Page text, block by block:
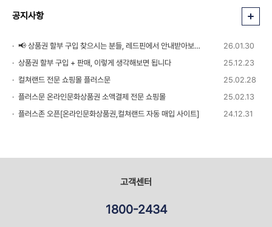
공지사항
📢 상품권 할부 구입 찾으시는 분들, 레드핀에서 안내받아보세요!
26.01.30
상품권 할부 구입 + 판매, 이렇게 생각해보면 됩니다
25.12.23
컬쳐랜드 전문 쇼핑몰 플러스문
25.02.28
플러스문 온라인문화상품권 소액결제 전문 쇼핑몰
25.02.13
플러스존 오픈[온라인문화상품권,컬쳐랜드 자동 매입 사이트]
24.12.31
고객센터
1800-2434